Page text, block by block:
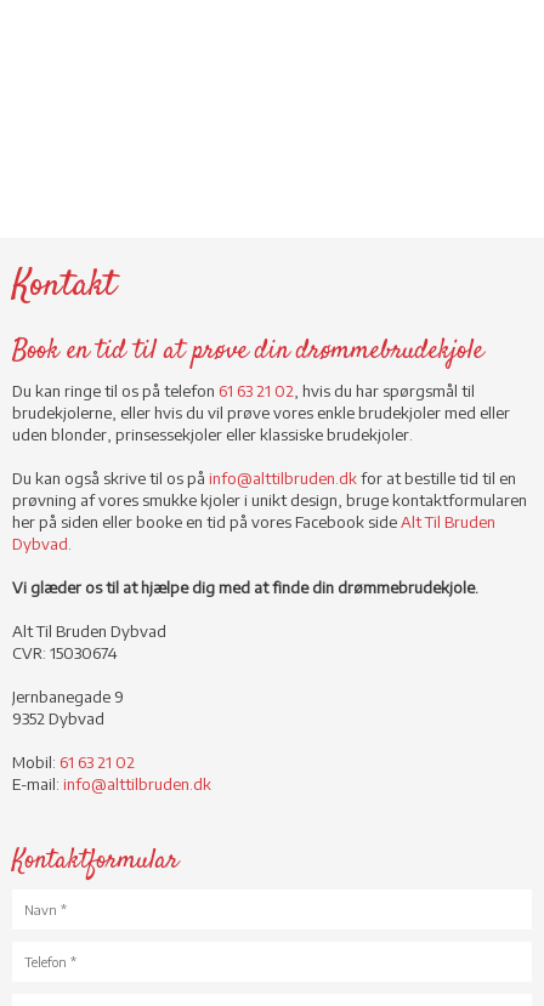
Kontakt
Book en tid til at prøve din drømmebrudekjole
​Du kan ringe til os på telefon 61 63 21 02 , hvis du har spørgsmål til
brudekjolerne, eller hvis du vil prøve vores enkle brudekjoler med eller
uden blonder, prinsessekjoler eller klassiske brudekjoler.
Du kan også skrive til os på info@alttilbruden.dkfor at bestille tid til en
prøvning af vores smukke kjoler i unikt design, bruge kontaktformularen
her på siden eller booke en tid på vores Facebook sideAlt Til Bruden
Dybvad
Vi glæder os til at hjælpe dig med at finde din drømmebrudekjole.
Alt Til Bruden Dybvad
​CVR: 15030674
Jernbanegade 9
9352 Dybvad
Mobil: 61 63 21 02
E-mail: info@alttilbruden.dk
​Kontaktformular